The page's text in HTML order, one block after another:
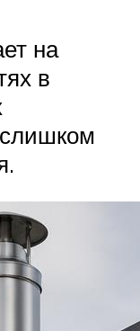
на
в